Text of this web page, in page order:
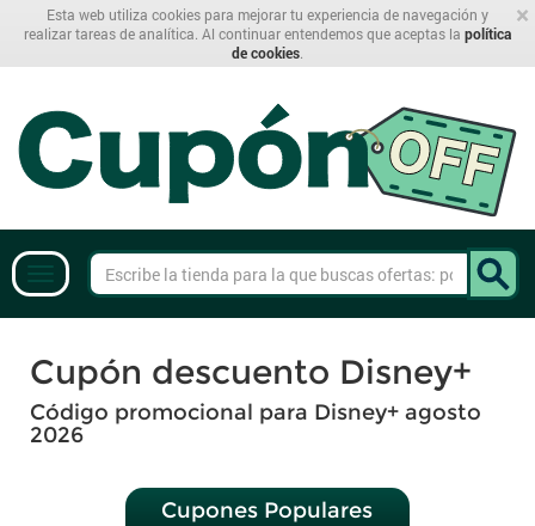
×
Esta web utiliza cookies para mejorar tu experiencia de navegación y
realizar tareas de analítica. Al continuar entendemos que aceptas la política
de cookies
Cupón descuento Disney+
Código promocional para Disney+ agosto
2026
Cupones Populares